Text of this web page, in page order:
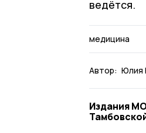
ведётся.
медицина
Автор: Юлия
Издания